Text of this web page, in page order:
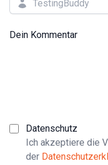
Dein Kommentar
Datenschutz
Ich akzeptiere die
der